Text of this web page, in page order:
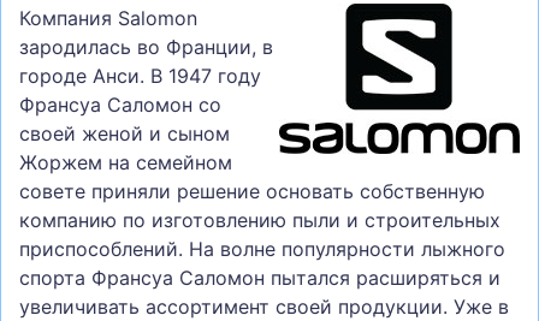
Компания Salomon
зародилась во Франции, в
городе Анси. В 1947 году
Франсуа Саломон со
своей женой и сыном
Жоржем на семейном
совете приняли решение основать собственную
компанию по изготовлению пыли и строительных
приспособлений. На волне популярности лыжного
спорта Франсуа Саломон пытался расширяться и
увеличивать ассортимент своей продукции. Уже в